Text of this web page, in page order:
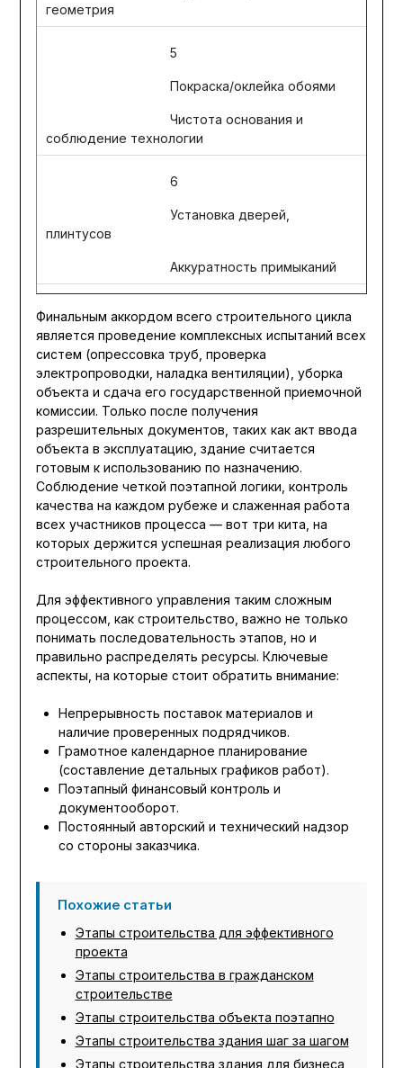
геометрия
5
Покраска/оклейка обоями
Чистота основания и
соблюдение технологии
6
Установка дверей,
плинтусов
Аккуратность примыканий
Финальным аккордом всего строительного цикла
является проведение комплексных испытаний всех
систем (опрессовка труб, проверка
электропроводки, наладка вентиляции), уборка
объекта и сдача его государственной приемочной
комиссии. Только после получения
разрешительных документов, таких как акт ввода
объекта в эксплуатацию, здание считается
готовым к использованию по назначению.
Соблюдение четкой поэтапной логики, контроль
качества на каждом рубеже и слаженная работа
всех участников процесса — вот три кита, на
которых держится успешная реализация любого
строительного проекта.
Для эффективного управления таким сложным
процессом, как строительство, важно не только
понимать последовательность этапов, но и
правильно распределять ресурсы. Ключевые
аспекты, на которые стоит обратить внимание:
Непрерывность поставок материалов и
наличие проверенных подрядчиков.
Грамотное календарное планирование
(составление детальных графиков работ).
Поэтапный финансовый контроль и
документооборот.
Постоянный авторский и технический надзор
со стороны заказчика.
Похожие статьи
Этапы строительства для эффективного
проекта
Этапы строительства в гражданском
строительстве
Этапы строительства объекта поэтапно
Этапы строительства здания шаг за шагом
Этапы строительства здания для бизнеса